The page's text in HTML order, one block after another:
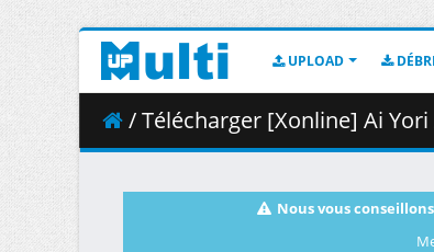
UPLOAD
/ Télécharger [Xonline] Ai Yori
Nous vous